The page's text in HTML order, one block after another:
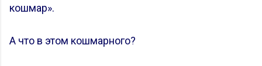
кошмар».
А что в этом кошмарного?